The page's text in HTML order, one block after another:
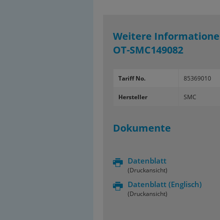
Weitere
OT-SMC149082
Tariff No. 85369010
Hersteller SMC
Dokumente
Datenblatt
(Druckansicht)
Datenblatt (Englisch)
(Druckansicht)